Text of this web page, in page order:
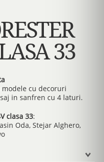
33
cu decoruri
in sanfren cu 4 laturi.
clasa 33:
Oda, Stejar Alghero,